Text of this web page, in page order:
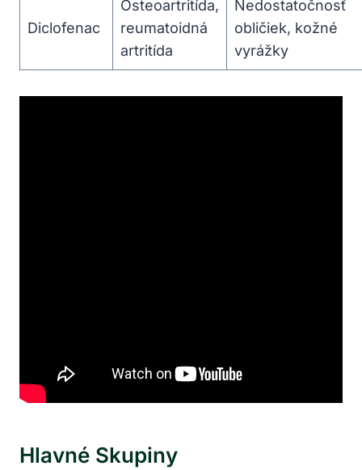
Diclofenac
Osteoartritída,
reumatoidná
artritída
Nedostatočnosť
obličiek, kožné
vyrážky
Hlavné Skupiny